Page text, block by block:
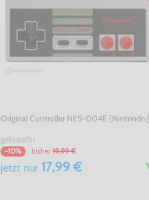
Original Controller NES-004E [Nintendo]
gebraucht
-10% bisher 19,99 €
jetzt nur17,99 €